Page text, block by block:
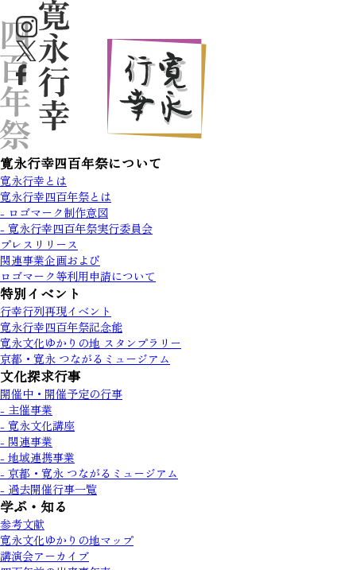
寛永行幸四百年祭について
寛永行幸とは
寛永行幸四百年祭とは
- ロゴマーク制作意図
- 寛永行幸四百年祭実行委員会
プレスリリース
関連事業企画および
ロゴマーク等利用申請について
特別イベント
行幸行列再現イベント
寛永行幸四百年祭記念能
寛永文化ゆかりの地 スタンプラリー
京都・寛永 つながるミュージアム
文化探求行事
開催中・開催予定の行事
- 主催事業
- 寛永文化講座
- 関連事業
- 地域連携事業
- 京都・寛永 つながるミュージアム
- 過去開催行事一覧
学ぶ・知る
参考文献
寛永文化ゆかりの地マップ
講演会アーカイブ